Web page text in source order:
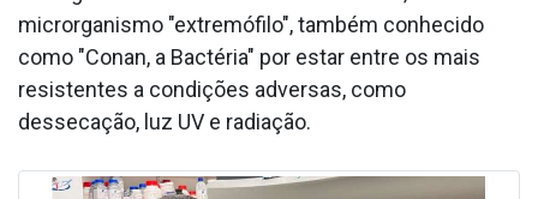
microrganismo "extremófilo", também conhecido
como "Conan, a Bactéria" por estar entre os mais
resistentes a condições adversas, como
dessecação, luz UV e radiação.